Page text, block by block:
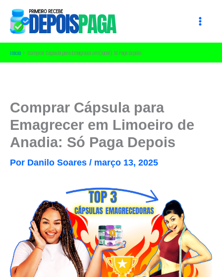
para
conteúdo
Início Comprar Cápsula para Emagrecer em [local]: Só Paga Depois
Comprar Cápsula para
Emagrecer em Limoeiro de
Anadia: Só Paga Depois
Por Danilo Soares / março 13, 2025